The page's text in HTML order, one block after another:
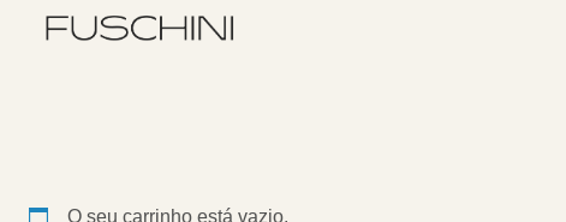
O seu carrinho está vazio.